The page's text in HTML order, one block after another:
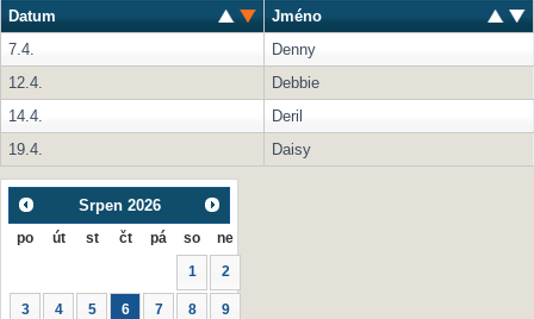
Datum
Jméno
7.4.
Denny
12.4.
Debbie
14.4.
Deril
19.4.
Daisy
Srpen 2026
po út st čt pá so ne
1 2
3 4 5 6 7 8 9